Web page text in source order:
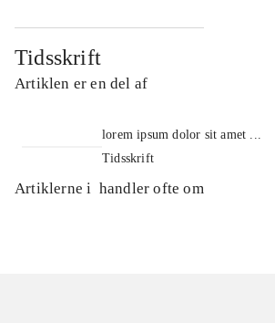
Tidsskrift
Artiklen er en del af
lorem ipsum dolor sit amet ...
Tidsskrift
Artiklerne i handler ofte om